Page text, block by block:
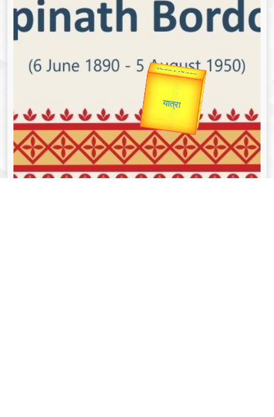
उप प्रधानमंत्री
Valentine's
उपराष्ट्रपति Gold Rate unTV Special